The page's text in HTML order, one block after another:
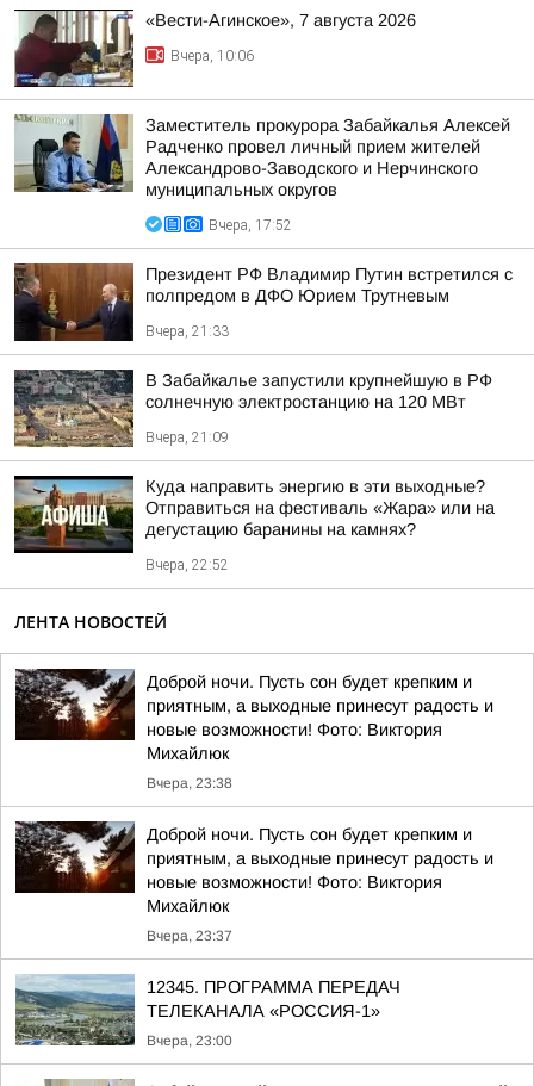
«Вести-Агинское», 7 августа 2026
Вчера, 10:06
Заместитель прокурора Забайкалья Алексей
Радченко провел личный прием жителей
Александрово-Заводского и Нерчинского
муниципальных округов
Вчера, 17:52
Президент РФ Владимир Путин встретился с
полпредом в ДФО Юрием Трутневым
Вчера, 21:33
В Забайкалье запустили крупнейшую в РФ
солнечную электростанцию на 120 МВт
Вчера, 21:09
Куда направить энергию в эти выходные?
Отправиться на фестиваль «Жара» или на
дегустацию баранины на камнях?
Вчера, 22:52
ЛЕНТА НОВОСТЕЙ
Доброй ночи. Пусть сон будет крепким и
приятным, а выходные принесут радость и
новые возможности! Фото: Виктория
Михайлюк
Вчера, 23:38
Доброй ночи. Пусть сон будет крепким и
приятным, а выходные принесут радость и
новые возможности! Фото: Виктория
Михайлюк
Вчера, 23:37
12345. ПРОГРАММА ПЕРЕДАЧ
ТЕЛЕКАНАЛА «РОССИЯ-1»
Вчера, 23:00